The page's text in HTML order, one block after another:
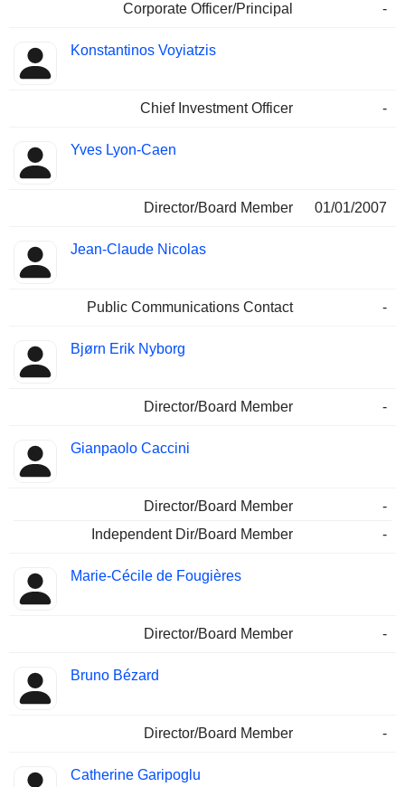
Corporate Officer/Principal -
Konstantinos Voyiatzis
Chief Investment Officer -
Yves Lyon-Caen
Director/Board Member 01/01/2007
Jean-Claude Nicolas
Public Communications Contact -
Bjørn Erik Nyborg
Director/Board Member -
Gianpaolo Caccini
Director/Board Member
-
Independent Dir/Board Member
-
Marie-Cécile de Fougières
Director/Board Member -
Bruno Bézard
Director/Board Member -
Catherine Garipoglu